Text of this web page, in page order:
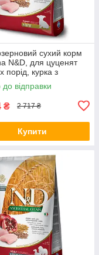
сухий корм
N&D, для цуценят
порід, курка з
7 кг (*)
до відправки
₴ 2 717 ₴
Купити